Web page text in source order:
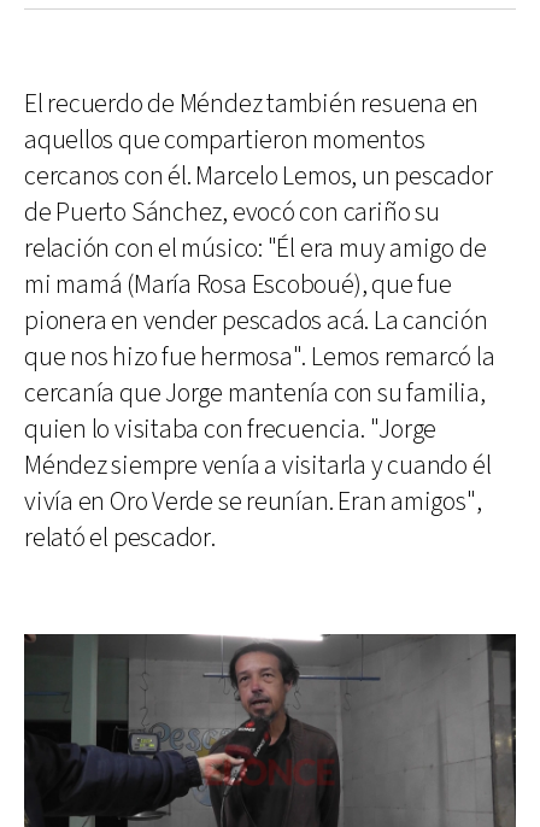
El recuerdo de Méndez también resuena en
aquellos que compartieron momentos
cercanos con él. Marcelo Lemos, un pescador
de Puerto Sánchez, evocó con cariño su
relación con el músico: "Él era muy amigo de
mi mamá (María Rosa Escoboué), que fue
pionera en vender pescados acá. La canción
que nos hizo fue hermosa". Lemos remarcó la
cercanía que Jorge mantenía con su familia,
quien lo visitaba con frecuencia. "Jorge
Méndez siempre venía a visitarla y cuando él
vivía en Oro Verde se reunían. Eran amigos",
relató el pescador.